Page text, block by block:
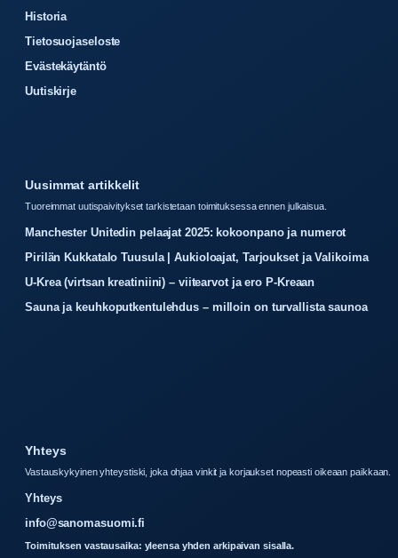
Historia
Tietosuojaseloste
Evästekäytäntö
Uutiskirje
Uusimmat artikkelit
Tuoreimmat uutispaivitykset tarkistetaan toimituksessa ennen julkaisua.
Manchester Unitedin pelaajat 2025: kokoonpano ja numerot
Pirilän Kukkatalo Tuusula | Aukioloajat, Tarjoukset ja Valikoima
U-Krea (virtsan kreatiniini) – viitearvot ja ero P-Kreaan
Sauna ja keuhkoputkentulehdus – milloin on turvallista saunoa
Yhteys
Vastauskykyinen yhteystiski, joka ohjaa vinkit ja korjaukset nopeasti oikeaan paikkaan.
Yhteys
info@sanomasuomi.fi
Toimituksen vastausaika: yleensa yhden arkipaivan sisalla.